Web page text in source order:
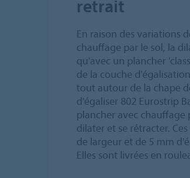
retrait
En raison des variations
chauffage par le sol, la
qu'avec un plancher
de la couche
tout autour de la chape
d'égaliser 802 Eurostrip
plancher avec chauffage
dilater et se rétracter.
de largeur et de 5 mm
Elles sont livrées en